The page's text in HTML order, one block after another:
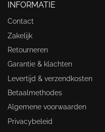
INFORMATIE
Contact
Zakelijk
Retourneren
Garantie & klachten
Levertijd & verzendkosten
Betaalmethodes
Algemene voorwaarden
Privacybeleid